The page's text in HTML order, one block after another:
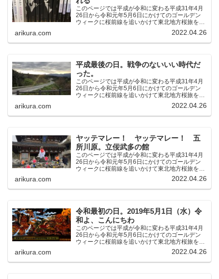
このページでは平成が令和に変わる平成31年4月
26日から令和元年5月6日にかけてのゴールデン
ウィークに桜前線を追いかけて東北地方桜旅を車
中泊大遠征10泊11日した時の記録をまとめたも
のです。（結論）「桜前線なんてものはテレビの
中にしか存在し...
arikura.com 2022.04.26
平成最後の日。戦争のないいい時代だ
った。
このページでは平成が令和に変わる平成31年4月
26日から令和元年5月6日にかけてのゴールデン
ウィークに桜前線を追いかけて東北地方桜旅を車
中泊大遠征10泊11日した時の記録をまとめたも
のです。（結論）「桜前線なんてものはテレビの
中にしか存在し...
arikura.com 2022.04.26
ヤッテマレー！ ヤッテマレー！ 五
所川原。立佞武多の館
このページでは平成が令和に変わる平成31年4月
26日から令和元年5月6日にかけてのゴールデン
ウィークに桜前線を追いかけて東北地方桜旅を車
中泊大遠征10泊11日した時の記録をまとめたも
のです。（結論）「桜前線なんてものはテレビの
中にしか存在し...
arikura.com 2022.04.26
令和最初の日。2019年5月1日（水）令
和よ、こんにちわ
このページでは平成が令和に変わる平成31年4月
26日から令和元年5月6日にかけてのゴールデン
ウィークに桜前線を追いかけて東北地方桜旅を車
中泊大遠征10泊11日した時の記録をまとめたも
のです。（結論）「桜前線なんてものはテレビの
中にしか存在し...
arikura.com 2022.04.26